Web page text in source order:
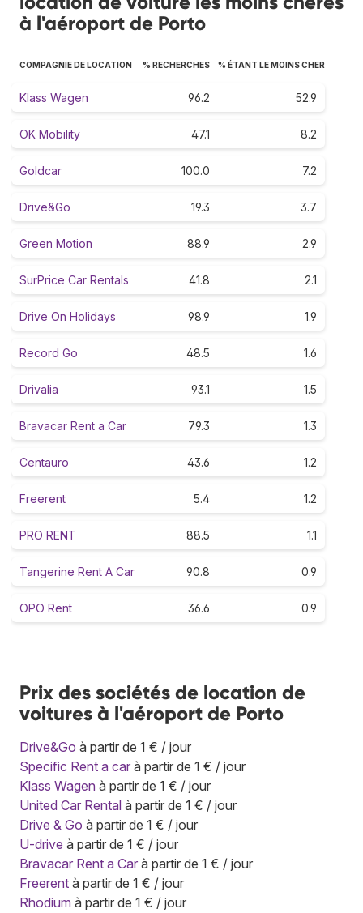
à l'aéroport de Porto
COMPAGNIE DE LOCATION % RECHERCHES % ÉTANT LE MOINS CHER
Klass Wagen 96.2 52.9
OK Mobility 47.1 8.2
Goldcar 100.0 7.2
Drive&Go 19.3 3.7
Green Motion 88.9 2.9
SurPrice Car Rentals 41.8 2.1
Drive On Holidays 98.9 1.9
Record Go 48.5 1.6
Drivalia 93.1 1.5
Bravacar Rent a Car 79.3 1.3
Centauro 43.6 1.2
Freerent 5.4 1.2
PRO RENT 88.5 1.1
Tangerine Rent A Car 90.8 0.9
OPO Rent 36.6 0.9
Prix des sociétés de location de
voitures à l'aéroport de Porto
Drive&Go à partir de 1 € / jour
Specific Rent a car à partir de 1 € / jour
Klass Wagen à partir de 1 € / jour
United Car Rental à partir de 1 € / jour
Drive & Go à partir de 1 € / jour
U-drive à partir de 1 € / jour
Bravacar Rent a Car à partir de 1 € / jour
Freerent à partir de 1 € / jour
Rhodium à partir de 1 € / jour